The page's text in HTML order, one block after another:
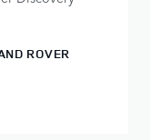
ROVER